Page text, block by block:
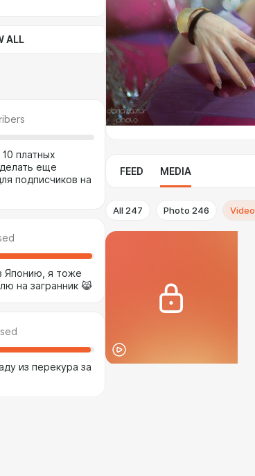
ALL
платных
еще
подписчиков на
Японию, я тоже
на загранник 😹
из перекура за
FEED MEDIA
All247 Photo 246 Video